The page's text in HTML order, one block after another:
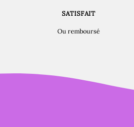
SATISFAIT
Ou remboursé